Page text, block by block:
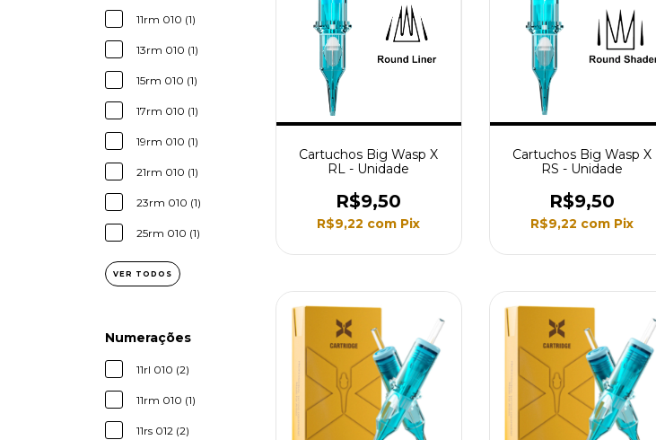
11rm 010 (1)
13rm 010 (1)
15rm 010 (1)
17rm 010 (1)
19rm 010 (1)
21rm 010 (1)
23rm 010 (1)
25rm 010 (1)
VER TODOS
Numerações
11rl 010 (2)
11rm 010 (1)
11rs 012 (2)
Cartuchos Big Wasp X
RL - Unidade
R$9,50
R$9,22 com Pix
Cartuchos Big Wasp X
RS - Unidade
R$9,50
R$9,22 com Pix